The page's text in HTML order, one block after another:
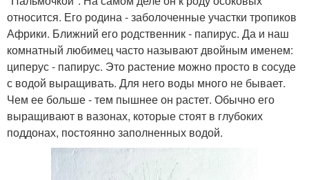
относится. Его родина - заболоченные участки тропиков
Африки. Ближний его родственник - папирус. Да и наш
комнатный любимец часто называют двойным именем:
циперус - папирус. Это растение можно просто в сосуде
с водой выращивать. Для него воды много не бывает.
Чем ее больше - тем пышнее он растет. Обычно его
выращивают в вазонах, которые стоят в глубоких
поддонах, постоянно заполненных водой.